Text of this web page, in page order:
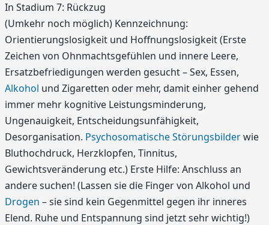
In Stadium 7: Rückzug
(Umkehr noch möglich) Kennzeichnung:
Orientierungslosigkeit und Hoffnungslosigkeit (Erste
Zeichen von Ohnmachtsgefühlen und innere Leere,
Ersatzbefriedigungen werden gesucht – Sex, Essen,
Alkohol und Zigaretten oder mehr, damit einher gehend
immer mehr kognitive Leistungsminderung,
Ungenauigkeit, Entscheidungsunfähigkeit,
Desorganisation. Psychosomatische Störungsbilderwie
Bluthochdruck, Herzklopfen, Tinnitus,
Gewichtsveränderung etc.) Erste Hilfe: Anschluss an
andere suchen! (Lassen sie die Finger von Alkohol und
Drogen – sie sind kein Gegenmittel gegen ihr inneres
Elend. Ruhe und Entspannung sind jetzt sehr wichtig!)